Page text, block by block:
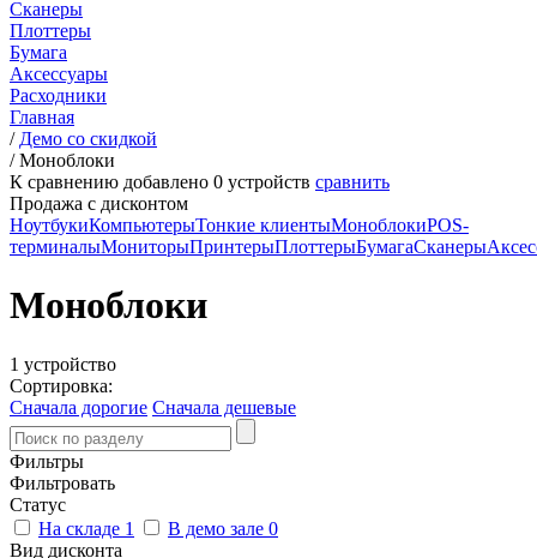
Сканеры
Плоттеры
Бумага
Аксессуары
Расходники
Главная
/ Демо со скидкой
/Моноблоки
К сравнению добавлено 0 устройств сравнить
Продажа с дисконтом
НоутбукиКомпьютерыТонкие клиентыМоноблокиPOS-
терминалыМониторыПринтерыПлоттерыБумагаСканеры
Моноблоки
1 устройство
Сортировка:
Сначала дорогие Сначала дешевые
Фильтры
Фильтровать
Статус
На складе 1 В демо зале 0
Вид дисконта